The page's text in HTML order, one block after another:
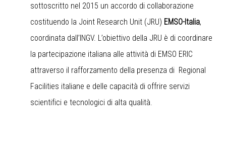
sottoscritto nel 2015 un accordo di collaborazione
costituendo la Joint Research Unit (JRU) EMSO-Italia,
coordinata dall’INGV. L’obiettivo della JRU è di coordinare
la partecipazione italiana alle attività di EMSO ERIC
attraverso il rafforzamento della presenza di Regional
Facilities italiane e delle capacità di offrire servizi
scientifici e tecnologici di alta qualità.